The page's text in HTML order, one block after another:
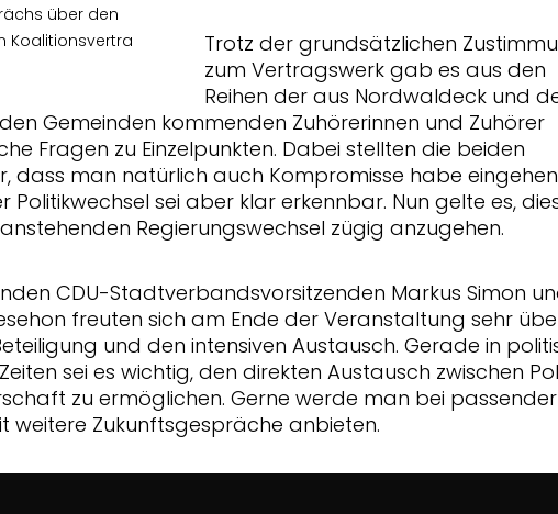
über den
Koalitionsvertra
Trotz der grundsätzlichen
zum Vertragswerk gab es aus den
Reihen der aus Nordwaldeck und
Gemeinden kommenden Zuhörerinnen und Zuhörer
Fragen zu Einzelpunkten. Dabei stellten die beiden
dass man natürlich auch Kompromisse habe eingehen
Politikwechsel sei aber klar erkennbar. Nun gelte es,
Regierungswechsel zügig anzugehen.
CDU-Stadtverbandsvorsitzenden Markus Simon
freuten sich am Ende der Veranstaltung sehr
und den intensiven Austausch. Gerade in
sei es wichtig, den direkten Austausch zwischen
zu ermöglichen. Gerne werde man bei passender
weitere Zukunftsgespräche anbieten.